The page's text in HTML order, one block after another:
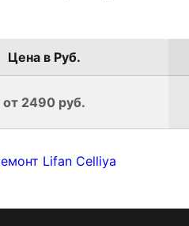
Цена в Руб.
от 2490 руб.
Lifan Celliya